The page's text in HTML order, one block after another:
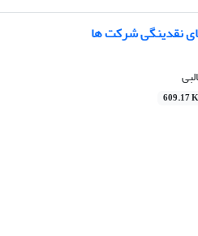
نقدینگی شرکت ها
609.17 K